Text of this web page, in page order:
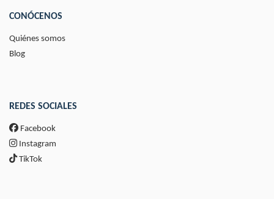
CONÓCENOS
Quiénes somos
Blog
REDES SOCIALES
Facebook
Instagram
TikTok